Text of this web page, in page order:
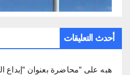
أحدث التعليقات
هبه على “محاضرة بعنوان “إبداع